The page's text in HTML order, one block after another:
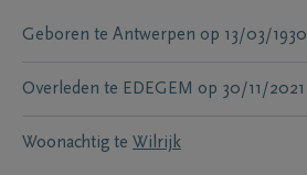
Geboren te Antwerpen op 13/03/1930
Overleden te EDEGEM op 30/11/2021
Woonachtig te Wilrijk